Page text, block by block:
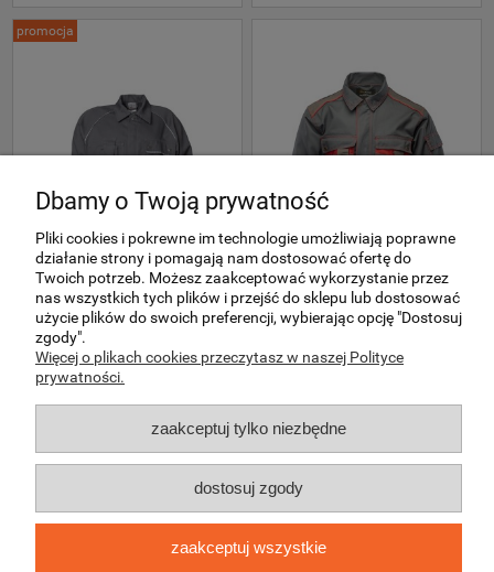
Bluza robocza PLANAM
CANVAS 320 szara (2113)
189,90 zł
(netto:92,60 zł 154,39 zł)
do koszyka
promocja
Bluza robocza POLSTAR
QUARTZ Szara
129,00 zł
(netto:104,88 zł)
do koszyka
Dbamy o Twoją prywatność
Pliki cookies i pokrewne im technologie umożliwiają poprawne
działanie strony i pomagają nam dostosować ofertę do
Twoich potrzeb. Możesz zaakceptować wykorzystanie przez
nas wszystkich tych plików i przejść do sklepu lub dostosować
użycie plików do swoich preferencji, wybierając opcję "Dostosuj
zgody".
Więcej o plikach cookies przeczytasz w naszej Polityce
prywatności.
zaakceptuj tylko niezbędne
dostosuj zgody
zaakceptuj wszystkie